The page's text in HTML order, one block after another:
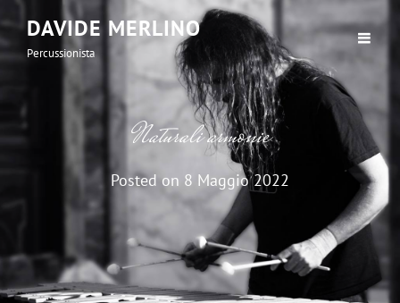
DAVIDE MERLINO
Percussionista
Naturali armonie
Posted on 8 Maggio 2022